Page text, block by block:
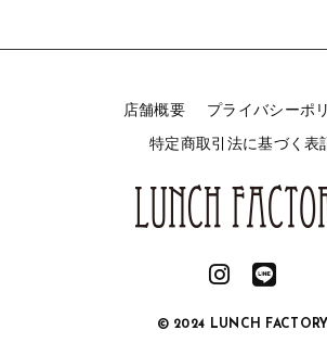
店舗概要
プライバシーポ
特定商取引法に基づく表
© 2024 LUNCH FACTORY